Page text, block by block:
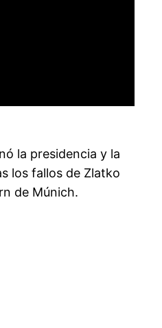
la presidencia y la
los fallos de Zlatko
de Múnich.